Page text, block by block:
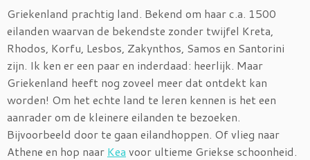
Griekenland prachtig land. Bekend om haar c.a. 1500
eilanden waarvan de bekendste zonder twijfel Kreta,
Rhodos, Korfu, Lesbos, Zakynthos, Samos en Santorini
zijn. Ik ken er een paar en inderdaad: heerlijk. Maar
Griekenland heeft nog zoveel meer dat ontdekt kan
worden! Om het echte land te leren kennen is het een
aanrader om de kleinere eilanden te bezoeken.
Bijvoorbeeld door te gaan eilandhoppen. Of vlieg naar
Athene en hop naar Kea voor ultieme Griekse schoonheid.